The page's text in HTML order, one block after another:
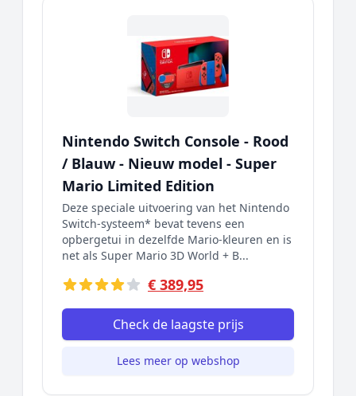
Nintendo Switch Console - Rood
/ Blauw - Nieuw model - Super
Mario Limited Edition
Deze speciale uitvoering van het Nintendo
Switch-systeem* bevat tevens een
opbergetui in dezelfde Mario-kleuren en is
net als Super Mario 3D World + B...
€ 389,95
Check de laagste prijs
Lees meer op webshop